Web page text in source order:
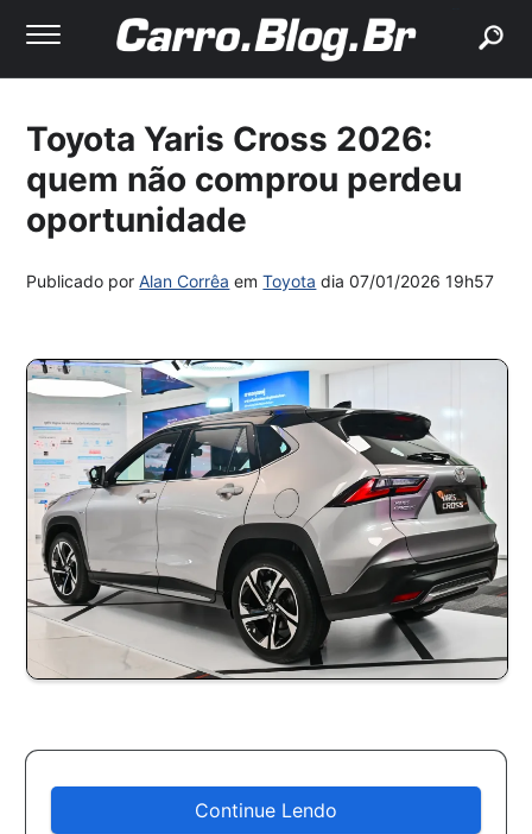
Toyota Yaris Cross 2026:
quem não comprou perdeu
oportunidade
Publicado porAlan Corrêa emToyota dia07/01/2026 19h57
Continue Lendo